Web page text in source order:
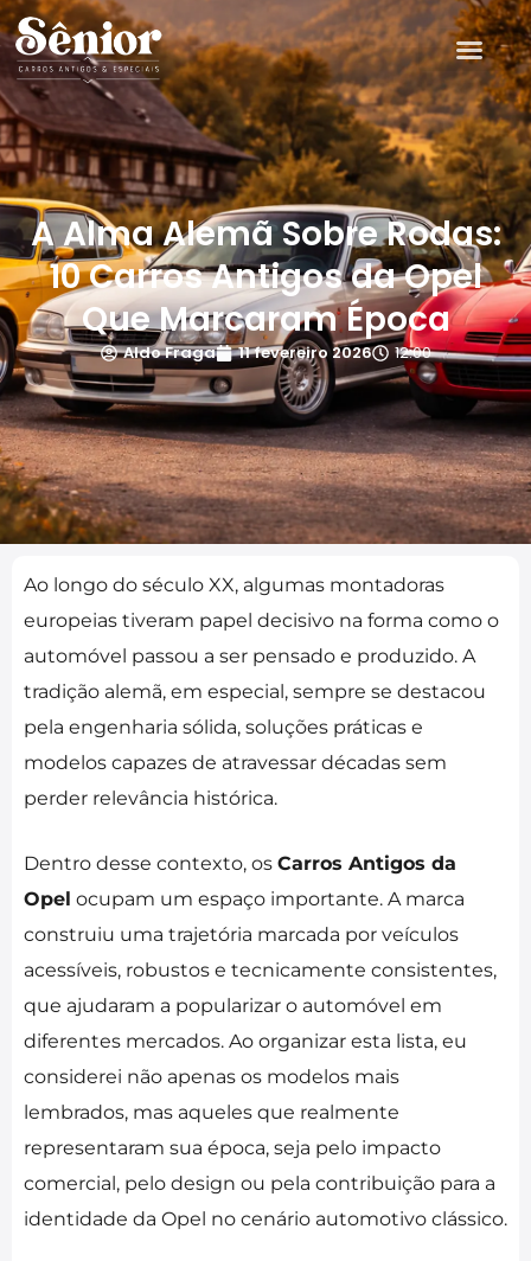
A Alma Alemã Sobre Rodas:
10 Carros Antigos da Opel
Que Marcaram Época
Aldo Fraga 11 fevereiro 2026 12:00
Ao longo do século XX, algumas montadoras
europeias tiveram papel decisivo na forma como o
automóvel passou a ser pensado e produzido. A
tradição alemã, em especial, sempre se destacou
pela engenharia sólida, soluções práticas e
modelos capazes de atravessar décadas sem
perder relevância histórica.
Dentro desse contexto, os Carros Antigos da
Opel ocupam um espaço importante. A marca
construiu uma trajetória marcada por veículos
acessíveis, robustos e tecnicamente consistentes,
que ajudaram a popularizar o automóvel em
diferentes mercados. Ao organizar esta lista, eu
considerei não apenas os modelos mais
lembrados, mas aqueles que realmente
representaram sua época, seja pelo impacto
comercial, pelo design ou pela contribuição para a
identidade da Opel no cenário automotivo clássico.